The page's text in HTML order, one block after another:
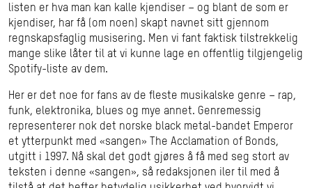
listen er hva man kan kalle kjendiser – og blant de som er
kjendiser, har få (om noen) skapt navnet sitt gjennom
regnskapsfaglig musisering. Men vi fant faktisk tilstrekkelig
mange slike låter til at vi kunne lage en offentlig tilgjengelig
Spotify-liste av dem.
Her er det noe for fans av de fleste musikalske genre – rap,
funk, elektronika, blues og mye annet. Genremessig
representerer nok det norske black metal-bandet Emperor
et ytterpunkt med «sangen» The Acclamation of Bonds,
utgitt i 1997. Nå skal det godt gjøres å få med seg stort av
teksten i denne «sangen», så redaksjonen iler til med å